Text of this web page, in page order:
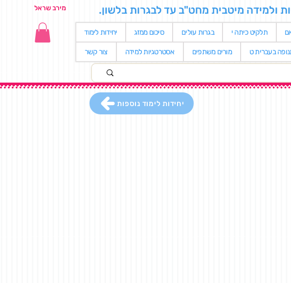
מירב שראל ולמידה מיטבית מחט"ב עד לבגרות בלשון.
תלקיט כיתה י בגרות עולים סיכום ממזג יחידות לימוד
בעברית ט מורים משתפים אסטרטגיות למידה צור קשר
יחידות לימוד נוספות